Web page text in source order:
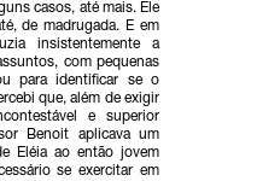
casos, até mais. Ele
de madrugada. E em
insistentemente a
com pequenas
para identificar se o
que, além de exigir
e superior
Benoit aplicava um
Eléia ao então jovem
se exercitar em